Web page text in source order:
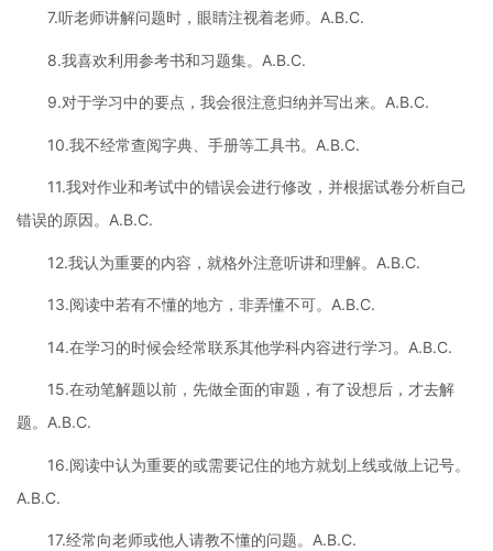
7.听老师讲解问题时，眼睛注视着老师。A.B.C.
8.我喜欢利用参考书和习题集。A.B.C.
9.对于学习中的要点，我会很注意归纳并写出来。A.B.C.
10.我不经常查阅字典、手册等工具书。A.B.C.
11.我对作业和考试中的错误会进行修改，并根据试卷分析自己
错误的原因。A.B.C.
12.我认为重要的内容，就格外注意听讲和理解。A.B.C.
13.阅读中若有不懂的地方，非弄懂不可。A.B.C.
14.在学习的时候会经常联系其他学科内容进行学习。A.B.C.
15.在动笔解题以前，先做全面的审题，有了设想后，才去解
题。A.B.C.
16.阅读中认为重要的或需要记住的地方就划上线或做上记号。
A.B.C.
17.经常向老师或他人请教不懂的问题。A.B.C.